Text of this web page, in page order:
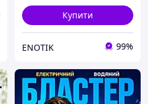
Купити
ENOTIK 99%